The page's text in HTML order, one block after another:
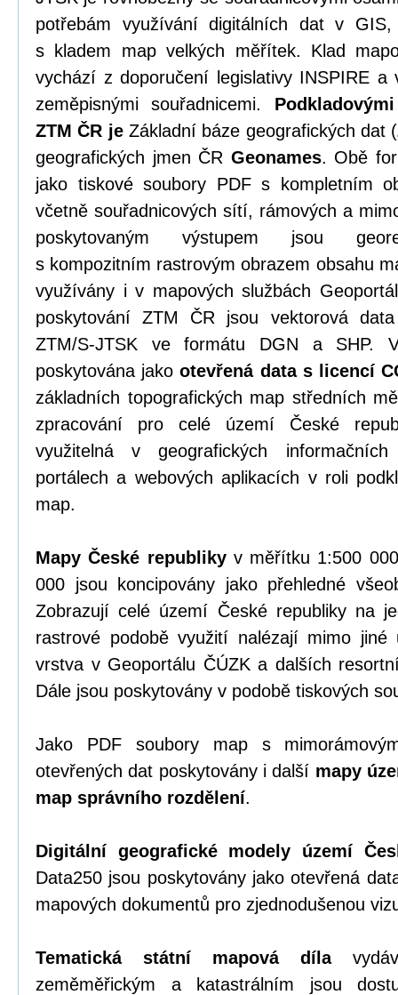
potřebám využívání digitálních dat v
s kladem map velkých měřítek. Klad
vychází z doporučení legislativy INSPIRE a
zeměpisnými souřadnicemi.
ZTM ČR jeZákladní báze geografických dat (
geografických jmen ČR Geonames. Obě
jako tiskové soubory PDF s kompletním
včetně souřadnicových sítí, rámových a
poskytovaným výstupem jsou
s kompozitním rastrovým obrazem obsahu
využívány i v mapových službách
poskytování ZTM ČR jsou vektorová
ZTM/S-JTSK ve formátu DGN a SHP.
poskytována jakootevřená data s licencí
základních topografických map středních
zpracování pro celé území České
využitelná v geografických
portálech a webových aplikacích v roli
map.
Mapy České republikyv měřítku 1:500
000 jsou koncipovány jako přehledné
Zobrazují celé území České republiky na
rastrové podobě využití nalézají mimo jiné
vrstva v Geoportálu ČÚZK a dalších
Dále jsou poskytovány v podobě tiskových
Jako PDF soubory map s
otevřených dat poskytovány i další mapy
map správního rozdělení.
Digitální geografické modely území
Data250 jsou poskytovány jako otevřená
mapových dokumentů pro zjednodušenou
Tematická státní mapová díla
zeměměřickým a katastrálním jsou